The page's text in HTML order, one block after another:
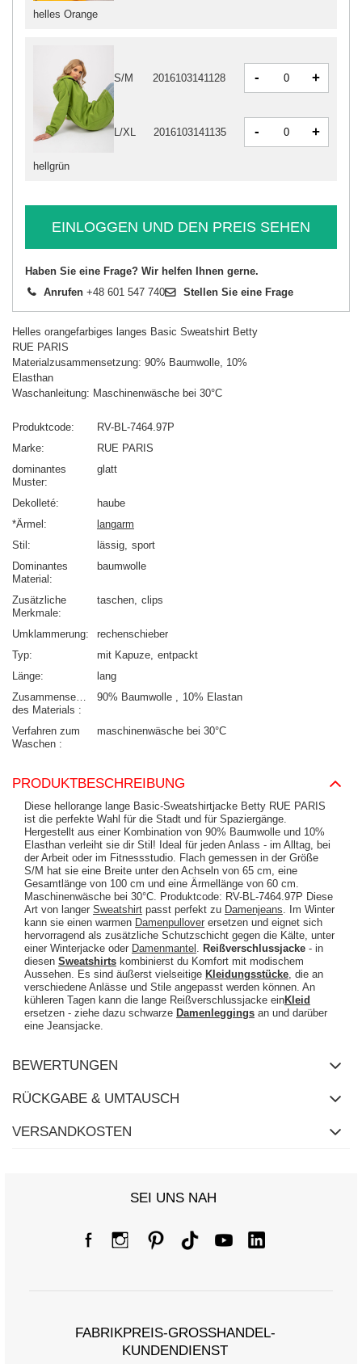
hellgrün
S/M 2016103141128 - +
L/XL 2016103141135 - +
helles Orange
EINLOGGEN UND DEN PREIS SEHEN
Haben Sie eine Frage? Wir helfen Ihnen gerne.
Anrufen +48 601 547 740 Stellen Sie eine Frage
Helles orangefarbiges langes Basic Sweatshirt Betty
RUE PARIS
Materialzusammensetzung: 90% Baumwolle, 10%
Elasthan
Waschanleitung: Maschinenwäsche bei 30°C
Produktcode
RV-BL-7464.97P
Marke
RUE PARIS
dominantes
Muster
glatt
Dekolleté
haube
*Ärmel
langarm
Stil
lässig sport
Dominantes
Material
baumwolle
Zusätzliche
Merkmale
taschen clips
Umklammerung
rechenschieber
Typ
mit Kapuze entpackt
Länge
lang
Zusammensetzung
des Materials
90% Baumwolle 10% Elastan
Verfahren zum
Waschen
maschinenwäsche bei 30°C
PRODUKTBESCHREIBUNG
Diese hellorange lange Basic-Sweatshirtjacke Betty RUE PARIS
ist die perfekte Wahl für die Stadt und für Spaziergänge.
Hergestellt aus einer Kombination von 90% Baumwolle und 10%
Elasthan verleiht sie dir Stil! Ideal für jeden Anlass - im Alltag, bei
der Arbeit oder im Fitnessstudio. Flach gemessen in der Größe
S/M hat sie eine Breite unter den Achseln von 65 cm, eine
Gesamtlänge von 100 cm und eine Ärmellänge von 60 cm.
Maschinenwäsche bei 30°C. Produktcode: RV-BL-7464.97P Diese
Art von langer Sweatshirt passt perfekt zu Damenjeans. Im Winter
kann sie einen warmen Damenpullover ersetzen und eignet sich
hervorragend als zusätzliche Schutzschicht gegen die Kälte, unter
einer Winterjacke oder Damenmantel . Reißverschlussjacke - in
diesen Sweatshirts kombinierst du Komfort mit modischem
Aussehen. Es sind äußerst vielseitige Kleidungsstücke, die an
verschiedene Anlässe und Stile angepasst werden können. An
kühleren Tagen kann die lange Reißverschlussjacke einKleid
ersetzen - ziehe dazu schwarze Damenleggings an und darüber
eine Jeansjacke.
BEWERTUNGEN
RÜCKGABE & UMTAUSCH
VERSANDKOSTEN
SEI UNS NAH
FABRIKPREIS-GROSSHANDEL-K
UNDENDIENST